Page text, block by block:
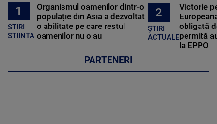
1
STIRI
STIINTA
Organismul oamenilor dintr-o
populație din Asia a dezvoltat
o abilitate pe care restul
oamenilor nu o au
2
ȘTIRI
ACTUALE
Victorie
obligată
permită
la EPPO
PARTENERI